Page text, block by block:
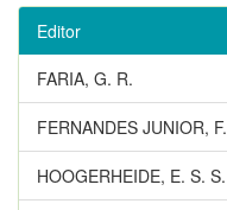
Editor
FARIA, G. R.
FERNANDES JUNIOR, F.
HOOGERHEIDE, E. S. S.